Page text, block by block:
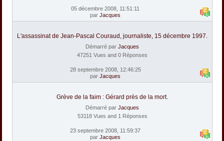
05 décembre 2008, 11:51:11
par Jacques
L'assassinat de Jean-Pascal Couraud, journaliste, 15 décembre 1997.
Démarré par Jacques
47251 Vues and 0 Réponses
28 septembre 2008, 12:46:25
par Jacques
Grève de la faim : Gérard près de la mort.
Démarré par Jacques
53118 Vues and 1 Réponses
23 septembre 2008, 11:59:37
par Jacques